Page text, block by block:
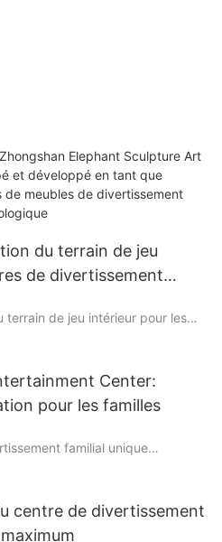
Elephant Sculpture Art
et développé en tant que
meubles de divertissement
du terrain de jeu
de divertissement
de jeu intérieur pour les
votre centre de
dernières tendances de
Alors que la demande
en avance sur la courbe
que les enfants adoreront.
pour les terrains de jeux
des familles et de les faire
Center:
pour les familles
familial unique
pour les familles qui
de qualité ensemble. Ces
centre de divertissement